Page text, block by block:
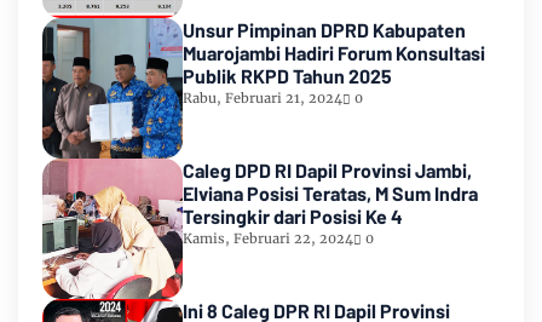
Unsur Pimpinan DPRD Kabupaten
Muarojambi Hadiri Forum Konsultasi
Publik RKPD Tahun 2025
Rabu, Februari 21, 2024 0
Caleg DPD RI Dapil Provinsi Jambi,
Elviana Posisi Teratas, M Sum Indra
Tersingkir dari Posisi Ke 4
Kamis, Februari 22, 2024 0
Ini 8 Caleg DPR RI Dapil Provinsi